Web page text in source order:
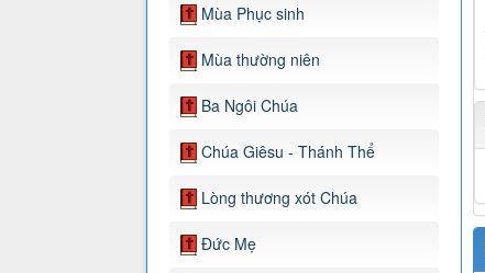
Mùa Phục sinh
Mùa thường niên
Ba Ngôi Chúa
Chúa Giêsu - Thánh Thể
Lòng thương xót Chúa
Đức Mẹ